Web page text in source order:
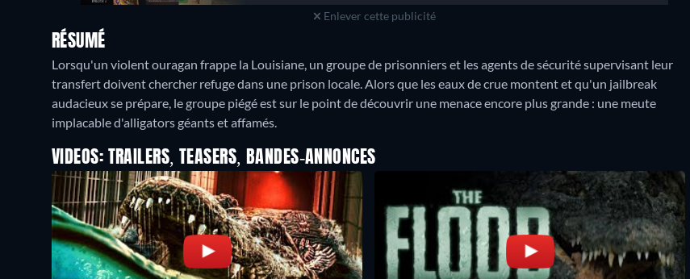
Enlever cette publicité
RÉSUMÉ
Lorsqu'un violent ouragan frappe la Louisiane, un groupe de prisonniers et les agents de sécurité supervisant leur
transfert doivent chercher refuge dans une prison locale. Alors que les eaux de crue montent et qu'un jailbreak
audacieux se prépare, le groupe piégé est sur le point de découvrir une menace encore plus grande : une meute
implacable d'alligators géants et affamés.
VIDEOS: TRAILERS, TEASERS, BANDES-ANNONCES